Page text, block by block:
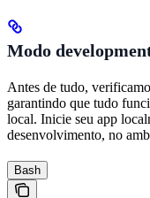
Modo
Antes de tudo,
garantindo que tudo
local. Inicie seu app
desenvolvimento, no
Bash